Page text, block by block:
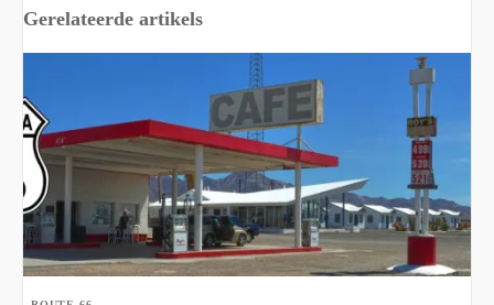
Gerelateerde artikels